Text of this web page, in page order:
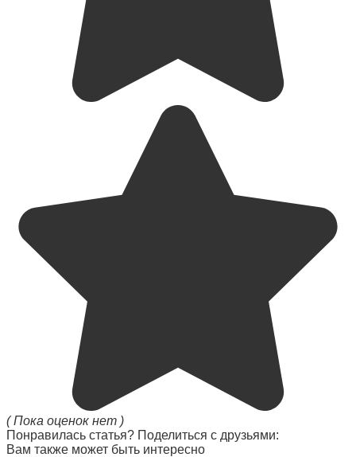
( Пока оценок нет )
Понравилась статья? Поделиться с друзьями:
Вам также может быть интересно